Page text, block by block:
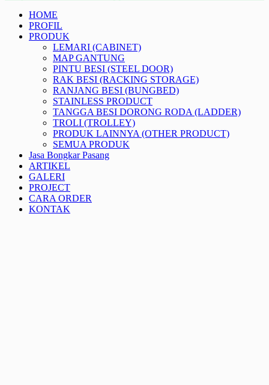
HOME
PROFIL
PRODUK
LEMARI (CABINET)
MAP GANTUNG
PINTU BESI (STEEL DOOR)
RAK BESI (RACKING STORAGE)
RANJANG BESI (BUNGBED)
STAINLESS PRODUCT
TANGGA BESI DORONG RODA (LADDER)
TROLI (TROLLEY)
PRODUK LAINNYA (OTHER PRODUCT)
SEMUA PRODUK
Jasa Bongkar Pasang
ARTIKEL
GALERI
PROJECT
CARA ORDER
KONTAK